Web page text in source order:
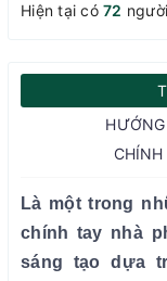
Hiện tại có 72
Là một trong
chính tay nhà
sáng tạo dựa